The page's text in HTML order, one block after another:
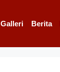
Galleri Berita